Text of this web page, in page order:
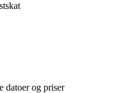
datoer og priser